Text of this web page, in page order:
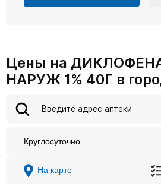
Цены на
НАРУЖ 1% 40Г в
Круглосуточно
На карте